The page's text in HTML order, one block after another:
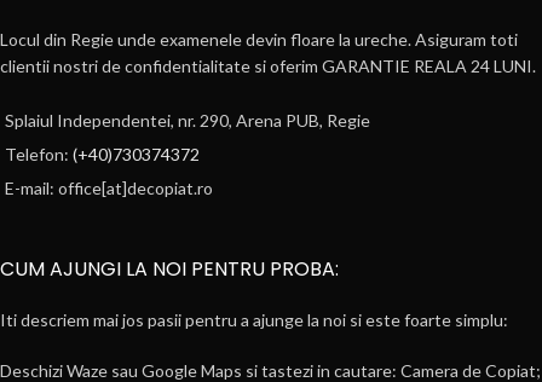
Locul din Regie unde examenele devin floare la ureche. Asiguram toti
clientii nostri de confidentialitate si oferim GARANTIE REALA 24 LUNI.
Splaiul Independentei, nr. 290, Arena PUB, Regie
Telefon: (+40)730374372
E-mail: office[at]decopiat.ro
CUM AJUNGI LA NOI PENTRU PROBA:
Iti descriem mai jos pasii pentru a ajunge la noi si este foarte simplu:
Deschizi Waze sau Google Maps si tastezi in cautare: Camera de Copiat;